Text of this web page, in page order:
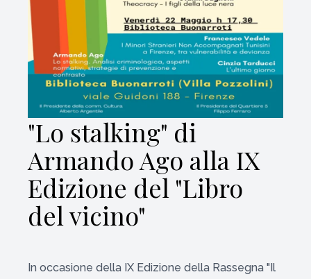
"Lo stalking" di
Armando Ago alla IX
Edizione del "Libro
del vicino"
In occasione della IX Edizione della Rassegna "Il